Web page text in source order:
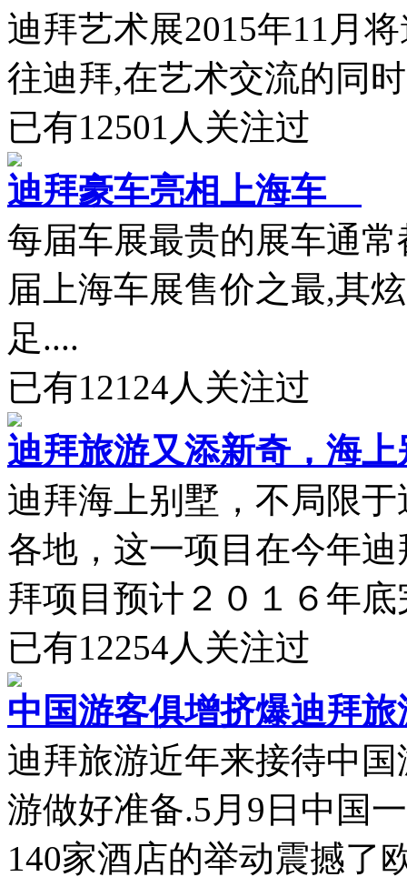
迪拜艺术展2015年11月
往迪拜,在艺术交流的同
已有12501 人关注过
迪拜豪车亮相上海车
每届车展最贵的展车通
届上海车展售价之最,其
足....
已有12124人关注过
迪拜旅游又添新奇，海
迪拜海上别墅，不局限
各地，这一项目在今年
拜项目预计２０１６年底
已有12254人关注过
中国游客俱增挤爆迪拜旅
迪拜旅游近年来接待中
游做好准备.5月9日中国
140家酒店的举动震撼了